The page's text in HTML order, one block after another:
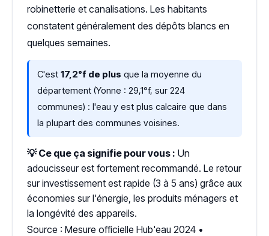
robinetterie et canalisations. Les habitants
constatent généralement des dépôts blancs en
quelques semaines.
C'est 17,2°f de plus que la moyenne du
département (Yonne : 29,1°f, sur 224
communes) : l'eau y est plus calcaire que dans
la plupart des communes voisines.
💡 Ce que ça signifie pour vous : Un
adoucisseur est fortement recommandé. Le retour
sur investissement est rapide (3 à 5 ans) grâce aux
économies sur l'énergie, les produits ménagers et
la longévité des appareils.
Source : Mesure officielle Hub'eau 2024 •